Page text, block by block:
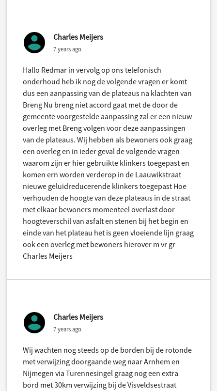
Charles Meijers
7 years ago
Hallo Redmar in vervolg op ons telefonisch
onderhoud heb ik nog de volgende vragen er komt
dus een aanpassing van de plateaus na klachten van
Breng Nu breng niet accord gaat met de door de
gemeente voorgestelde aanpassing zal er een nieuw
overleg met Breng volgen voor deze aanpassingen
van de plateaus. Wij hebben als bewoners ook graag
een overleg en in ieder geval de volgende vragen
waarom zijn er hier gebruikte klinkers toegepast en
komen ern worden verderop in de Laauwikstraat
nieuwe geluidreducerende klinkers toegepast Hoe
verhouden de hoogte van deze plateaus in de straat
met elkaar bewoners momenteel overlast door
hoogteverschil van asfalt en stenen bij het begin en
einde van het plateau het is geen vloeiende lijn graag
ook een overleg met bewoners hierover m vr gr
Charles Meijers
Charles Meijers
7 years ago
Wij wachten nog steeds op de borden bij de rotonde
met verwijzing doorgaande weg naar Arnhem en
Nijmegen via Turennesingel graag nog een extra
bord met 30km verwijzing bij de Visveldsestraat